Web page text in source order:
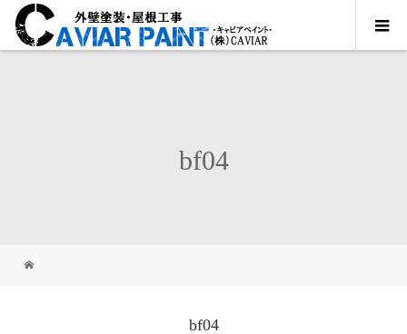
bf04
bf04